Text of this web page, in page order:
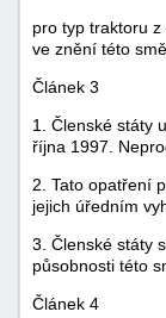
pro typ traktoru
ve znění této
Článek 3
1. Členské státy
října 1997.
2. Tato opatření
jejich úředním
3. Členské státy
působnosti této
Článek 4